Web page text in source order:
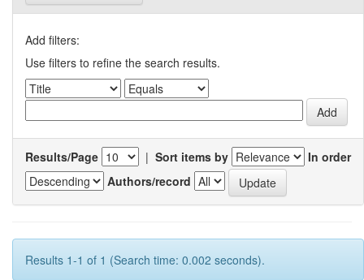
Add filters:
Use filters to refine the search results.
Results/Page | Sort items by
In order
Authors/record
Results 1-1 of 1 (Search time: 0.002 seconds).